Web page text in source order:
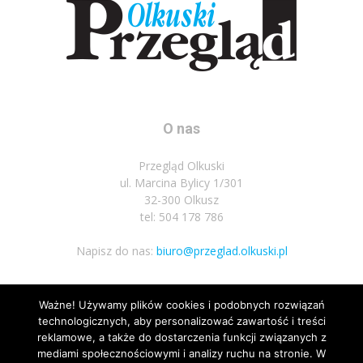
O nas
Przegląd Olkuski
ul. Marcina Bylicy 1/301
32-300 Olkusz
tel: 504 178 786
Napisz do nas: biuro@przeglad.olkuski.pl
Podążaj za nami
Ważne! Używamy plików cookies i podobnych rozwiązań
technologicznych, aby personalizować zawartość i treści
reklamowe, a także do dostarczenia funkcji związanych z
mediami społecznościowymi i analizy ruchu na stronie. W